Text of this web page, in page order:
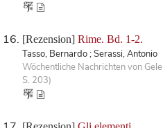
[Rezension] Rime. Bd. 1-2.
Tasso, Bernardo ; Serassi, Antonio
Wöchentliche Nachrichten von
S. 203)